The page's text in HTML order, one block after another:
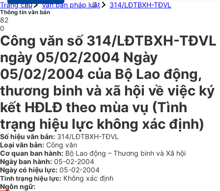
Trang chủ
Văn bản pháp luật 314/LĐTBXH-TĐVL
Thông tin văn bản
82
0
Công văn số 314/LĐTBXH-TĐVL
ngày 05/02/2004 Ngày
05/02/2004 của Bộ Lao động,
thương binh và xã hội về việc ký
kết HĐLĐ theo mùa vụ (Tình
trạng hiệu lực không xác định)
Số hiệu văn bản: 314/LĐTBXH-TĐVL
Loại văn bản: Công văn
Cơ quan ban hành: Bộ Lao động – Thương binh và Xã hội
Ngày ban hành: 05-02-2004
Ngày có hiệu lực: 05-02-2004
Tình trạng hiệu lực: Không xác định
Ngôn ngữ: